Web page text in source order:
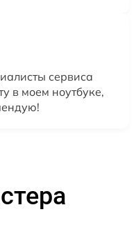
сервиса
в моем ноутбуке,